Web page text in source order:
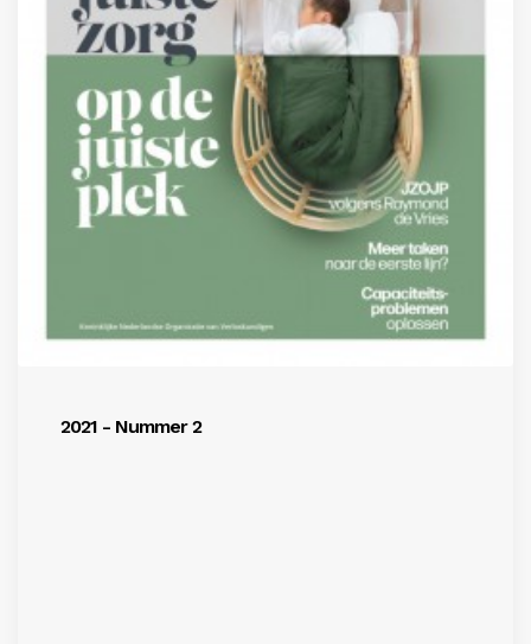
2021 - Nummer 2